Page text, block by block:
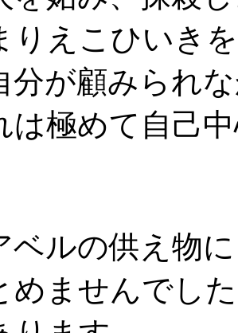
りえこひいき
分が顧みられ
は極めて自己
ルの供え物
めませんでし